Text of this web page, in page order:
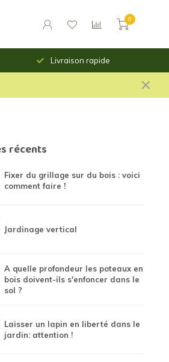
0
Livraison rapide
récents
Fixer du grillage sur du bois : voici
comment faire !
Jardinage vertical
A quelle profondeur les poteaux en
bois doivent-ils s'enfoncer dans le
sol ?
Laisser un lapin en liberté dans le
jardin: attention !